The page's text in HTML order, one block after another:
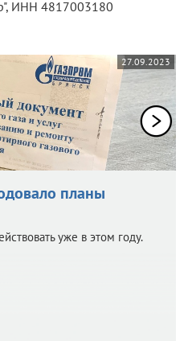
ИНН 4817003180
27.09.2023
планы
уже в этом году.